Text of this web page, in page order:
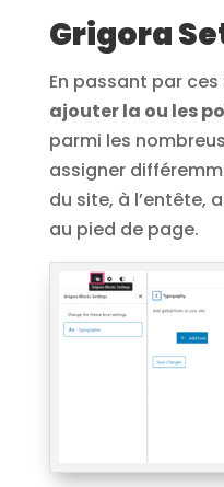
Grigora
En passant par
ajouter la ou les
parmi les
assigner
du site, à l’entête,
au pied de page.